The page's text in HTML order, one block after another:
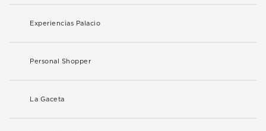
Experiencias Palacio
Personal Shopper
La Gaceta